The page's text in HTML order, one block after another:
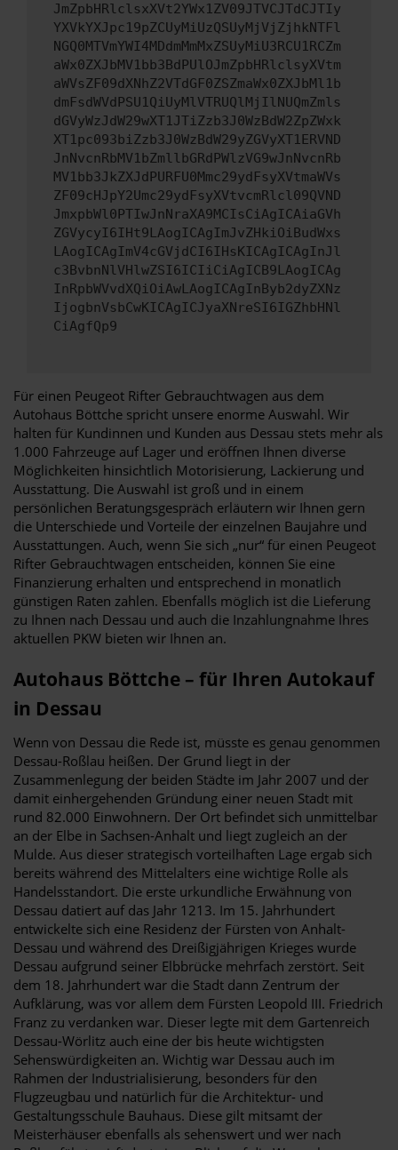
JmZpbHRlclsxXVt2YWx1ZV09JTVCJTdCJTIy
YXVkYXJpc19pZCUyMiUzQSUyMjVjZjhkNTFl
NGQ0MTVmYWI4MDdmMmMxZSUyMiU3RCU1RCZm
aWx0ZXJbMV1bb3BdPUlOJmZpbHRlclsyXVtm
aWVsZF09dXNhZ2VTdGF0ZSZmaWx0ZXJbMl1b
dmFsdWVdPSU1QiUyMlVTRUQlMjIlNUQmZmls
dGVyWzJdW29wXT1JTiZzb3J0WzBdW2ZpZWxk
XT1pc093biZzb3J0WzBdW29yZGVyXT1ERVND
JnNvcnRbMV1bZmllbGRdPWlzVG9wJnNvcnRb
MV1bb3JkZXJdPURFU0Mmc29ydFsyXVtmaWVs
ZF09cHJpY2Umc29ydFsyXVtvcmRlcl09QVND
JmxpbWl0PTIwJnNraXA9MCIsCiAgICAiaGVh
ZGVycyI6IHt9LAogICAgImJvZHkiOiBudWxs
LAogICAgImV4cGVjdCI6IHsKICAgICAgInJl
c3BvbnNlVHlwZSI6ICIiCiAgICB9LAogICAg
InRpbWVvdXQiOiAwLAogICAgInByb2dyZXNz
IjogbnVsbCwKICAgICJyaXNreSI6IGZhbHNl
CiAgfQp9
Für einen Peugeot Rifter Gebrauchtwagen aus dem
Autohaus Böttche spricht unsere enorme Auswahl. Wir
halten für Kundinnen und Kunden aus Dessau stets mehr als
1.000 Fahrzeuge auf Lager und eröffnen Ihnen diverse
Möglichkeiten hinsichtlich Motorisierung, Lackierung und
Ausstattung. Die Auswahl ist groß und in einem
persönlichen Beratungsgespräch erläutern wir Ihnen gern
die Unterschiede und Vorteile der einzelnen Baujahre und
Ausstattungen. Auch, wenn Sie sich „nur“ für einen Peugeot
Rifter Gebrauchtwagen entscheiden, können Sie eine
Finanzierung erhalten und entsprechend in monatlich
günstigen Raten zahlen. Ebenfalls möglich ist die Lieferung
zu Ihnen nach Dessau und auch die Inzahlungnahme Ihres
aktuellen PKW bieten wir Ihnen an.
Autohaus Böttche – für Ihren Autokauf
in Dessau
Wenn von Dessau die Rede ist, müsste es genau genommen
Dessau-Roßlau heißen. Der Grund liegt in der
Zusammenlegung der beiden Städte im Jahr 2007 und der
damit einhergehenden Gründung einer neuen Stadt mit
rund 82.000 Einwohnern. Der Ort befindet sich unmittelbar
an der Elbe in Sachsen-Anhalt und liegt zugleich an der
Mulde. Aus dieser strategisch vorteilhaften Lage ergab sich
bereits während des Mittelalters eine wichtige Rolle als
Handelsstandort. Die erste urkundliche Erwähnung von
Dessau datiert auf das Jahr 1213. Im 15. Jahrhundert
entwickelte sich eine Residenz der Fürsten von Anhalt-
Dessau und während des Dreißigjährigen Krieges wurde
Dessau aufgrund seiner Elbbrücke mehrfach zerstört. Seit
dem 18. Jahrhundert war die Stadt dann Zentrum der
Aufklärung, was vor allem dem Fürsten Leopold III. Friedrich
Franz zu verdanken war. Dieser legte mit dem Gartenreich
Dessau-Wörlitz auch eine der bis heute wichtigsten
Sehenswürdigkeiten an. Wichtig war Dessau auch im
Rahmen der Industrialisierung, besonders für den
Flugzeugbau und natürlich für die Architektur- und
Gestaltungsschule Bauhaus. Diese gilt mitsamt der
Meisterhäuser ebenfalls als sehenswert und wer nach